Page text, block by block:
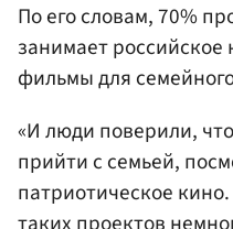
По его словам, 70%
занимает российское
фильмы для
«И люди поверили,
прийти с семьей,
патриотическое